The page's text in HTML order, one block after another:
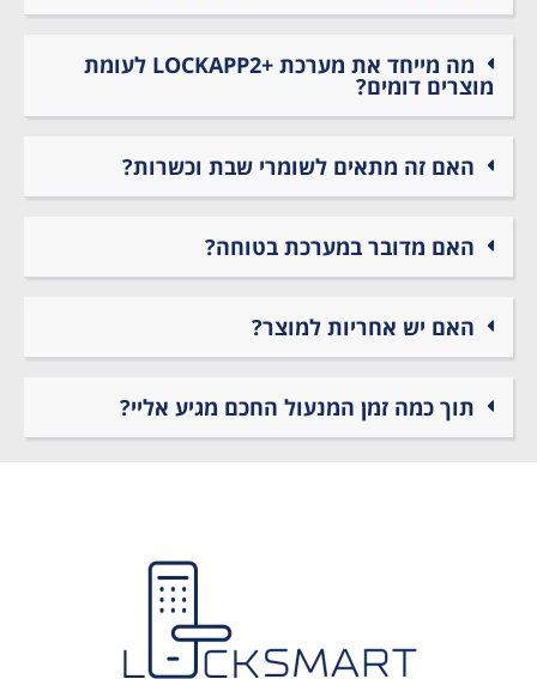
מה מייחד את מערכת +LOCKAPP2 לעומת
מוצרים דומים?
האם זה מתאים לשומרי שבת וכשרות?
האם מדובר במערכת בטוחה?
האם יש אחריות למוצר?
תוך כמה זמן המנעול החכם מגיע אליי?